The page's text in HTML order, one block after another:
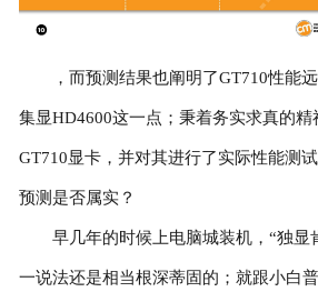
，而预测结果也阐明了GT710性能远
集显HD4600这一点；秉着务实求真的
GT710显卡，并对其进行了实际性能测
预测是否属实？
早几年的时候上电脑城装机，“独显
一说法还是相当根深蒂固的；就跟小白